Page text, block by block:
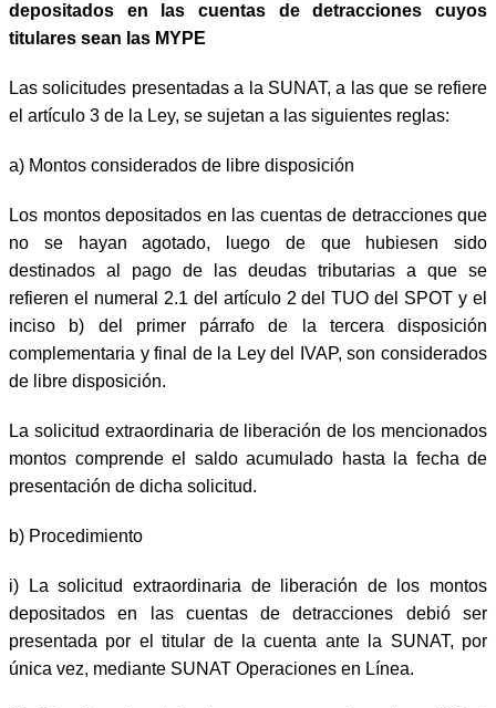
depositados en las cuentas de detracciones cuyos
titulares sean las MYPE
Las solicitudes presentadas a la SUNAT, a las que se refiere
el artículo 3 de la Ley, se sujetan a las siguientes reglas:
a) Montos considerados de libre disposición
Los montos depositados en las cuentas de detracciones que
no se hayan agotado, luego de que hubiesen sido
destinados al pago de las deudas tributarias a que se
refieren el numeral 2.1 del artículo 2 del TUO del SPOT y el
inciso b) del primer párrafo de la tercera disposición
complementaria y final de la Ley del IVAP, son considerados
de libre disposición.
La solicitud extraordinaria de liberación de los mencionados
montos comprende el saldo acumulado hasta la fecha de
presentación de dicha solicitud.
b) Procedimiento
i)
La solicitud extraordinaria de liberación de los montos
depositados en las cuentas de detracciones debió ser
presentada por el titular de la cuenta ante la SUNAT, por
única vez, mediante SUNAT Operaciones en Línea.